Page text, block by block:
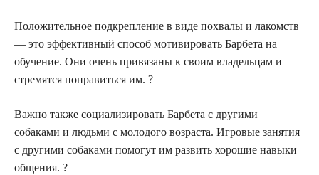
Положительное подкрепление в виде похвалы и лакомств
— это эффективный способ мотивировать Барбета на
обучение. Они очень привязаны к своим владельцам и
стремятся понравиться им. ?
Важно также социализировать Барбета с другими
собаками и людьми с молодого возраста. Игровые занятия
с другими собаками помогут им развить хорошие навыки
общения. ?